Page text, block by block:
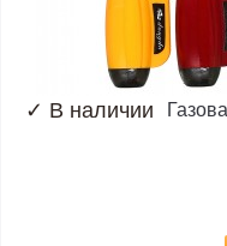
✓ В наличии